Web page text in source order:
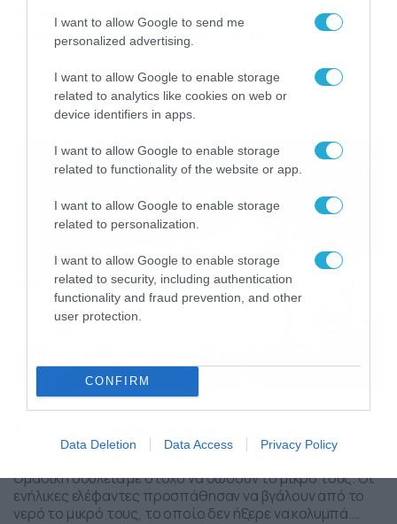
I want to allow Google to send me
personalized advertising.
I want to allow Google to enable storage
related to analytics like cookies on web or
device identifiers in apps.
I want to allow Google to enable storage
related to functionality of the website or app.
I want to allow Google to enable storage
related to personalization.
I want to allow Google to enable storage
related to security, including authentication
functionality and fraud prevention, and other
user protection.
CONFIRM
Data Deletion Data Access Privacy Policy
Χωρικοί τραβάνε από τη λίμνη μικρό
ελέφαντα που πνίγεται (video)
αυτό. Η προσπάθεια των ατόμων για να βγάλουν το
μικρό ελέφαντα έξω από το νερό προκαλεί δέος και
παράλληλα το χειροκρότημα όλων όσων ήταν εκεί.
σώσουν μικρό το οποίο πνίγεται (video)
Ομαδική δουλειά με στόχο να σώσουν το μικρό τους. Οι
ενήλικες ελέφαντες προσπάθησαν να βγάλουν από το
νερό το μικρό τους, το οποίο δεν ήξερε να κολυμπά.